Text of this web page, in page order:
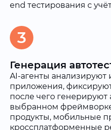
end тестирования с
3
Генерация
AI-агенты
приложения,
после чего генерируют
выбранном
продукты, мобильные
кроссплатформенные